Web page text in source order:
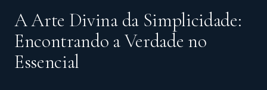
A Arte Divina da Simplicidade:
Encontrando a Verdade no
Essencial